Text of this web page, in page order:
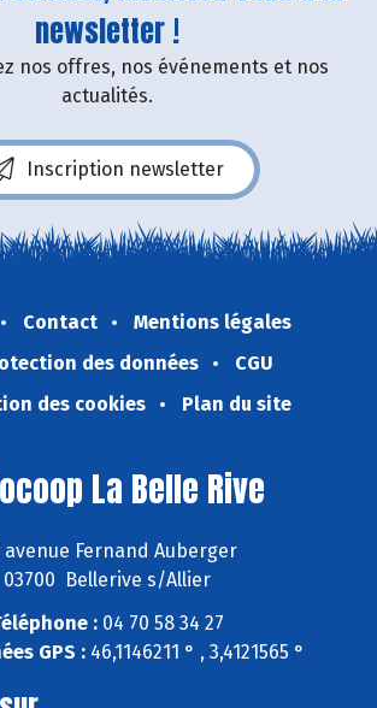
newsletter !
nos offres, nos événements et nos
actualités.
Inscription newsletter
Contact
Mentions légales
des données
CGU
des cookies
Plan du site
La Belle Rive
avenue Fernand Auberger
03700 Bellerive s/Allier
: 04 70 58 34 27
GPS : 46,1146211 ° , 3,4121565 °